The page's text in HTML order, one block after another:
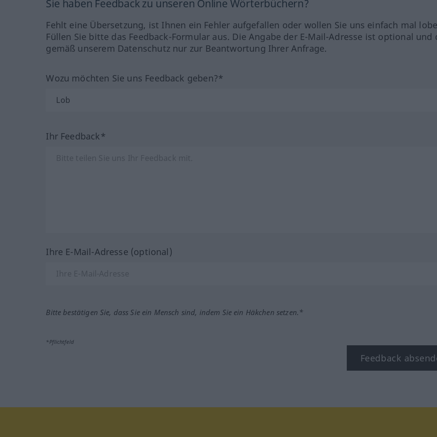
Sie haben Feedback zu unseren Online Wörterbüchern?
Fehlt eine Übersetzung, ist Ihnen ein Fehler aufgefallen oder wollen Sie uns einfach mal
Füllen Sie bitte das Feedback-Formular aus. Die Angabe der E-Mail-Adresse ist optional und
gemäß unserem Datenschutz nur zur Beantwortung Ihrer Anfrage.
Wozu möchten Sie uns Feedback geben?*
Ihr Feedback*
Ihre E-Mail-Adresse (optional)
Bitte bestätigen Sie, dass Sie ein Mensch sind, indem Sie ein Häkchen setzen.*
*Pflichtfeld
Feedback